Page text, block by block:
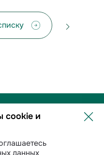
данных
cookie и
данных